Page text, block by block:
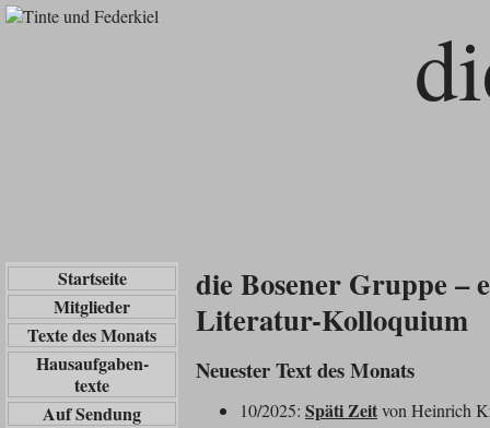
Startseite
Mitglieder
Texte des Monats
Hausaufgaben-
texte
Auf Sendung
die Bosener Gruppe –
Literatur-Kolloquium
Neuester Text des Monats
10/2025: Späti Zeitvon Heinrich